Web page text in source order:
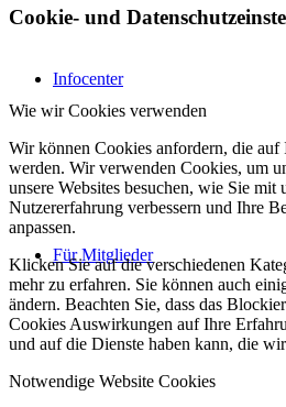
Infocenter
Für Mitglieder
Cookie- und
Wie wir Cookies verwenden
Wir können Cookies anfordern, die auf
werden. Wir verwenden Cookies, um
unsere Websites besuchen, wie Sie mit
Nutzererfahrung verbessern und Ihre
anpassen.
Klicken Sie auf die verschiedenen
mehr zu erfahren. Sie können auch
ändern. Beachten Sie, dass das
Cookies Auswirkungen auf Ihre
und auf die Dienste haben kann, die
Notwendige Website Cookies